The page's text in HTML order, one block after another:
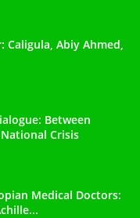
Caligula, Abiy Ahmed,
Between
Crisis
Medical Doctors: